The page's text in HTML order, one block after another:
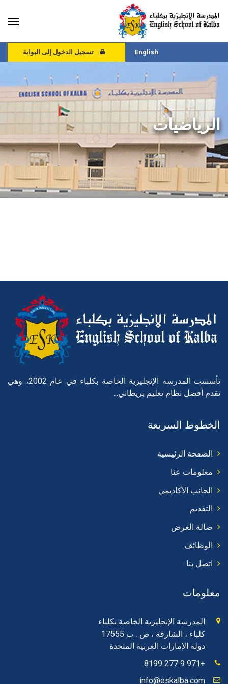
English تسجيل الدخول إلى البوابة
الرياضيات
تأسست المدرسة الإنجليزية الخاصة بكلباء في عام 2002، وهي
تقدم أفضل نظام تعليم بريطاني...
الخطوط السريعة
الصفحة الرئيسية
معلومات عنا
الجانب الأكاديمي
التقديم
صالة العرض
الوظائف
اتصل بنا
معلومات
المدرسة الإنجليزية الخاصة بكلباء
كلباء ، الشارقة ، ص . ب 17555
دولة الإمارات العربية المتحدة
+971 9 277 8199
info@eskalba.com